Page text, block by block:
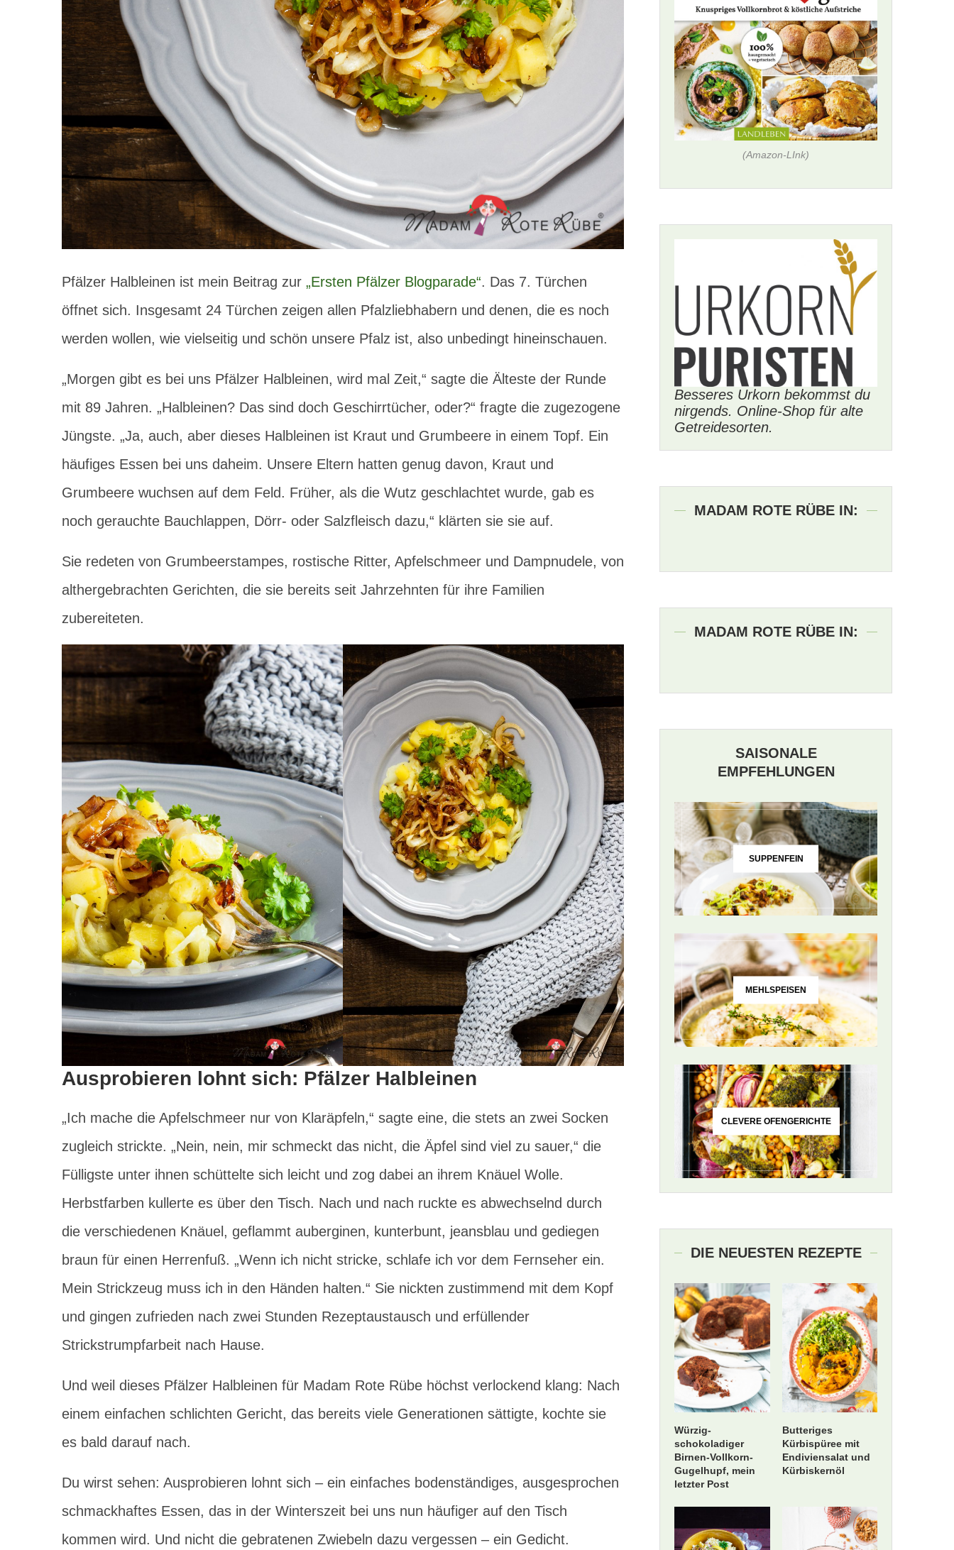
Pfälzer Halbleinen ist mein Beitrag zur „Ersten Pfälzer Blogparade“. Das 7. Türchen
öffnet sich. Insgesamt 24 Türchen zeigen allen Pfalzliebhabern und denen, die es noch
werden wollen, wie vielseitig und schön unsere Pfalz ist, also unbedingt hineinschauen.
„Morgen gibt es bei uns Pfälzer Halbleinen, wird mal Zeit,“ sagte die Älteste der Runde
mit 89 Jahren. „Halbleinen? Das sind doch Geschirrtücher, oder?“ fragte die zugezogene
Jüngste. „Ja, auch, aber dieses Halbleinen ist Kraut und Grumbeere in einem Topf. Ein
häufiges Essen bei uns daheim. Unsere Eltern hatten genug davon, Kraut und
Grumbeere wuchsen auf dem Feld. Früher, als die Wutz geschlachtet wurde, gab es
noch gerauchte Bauchlappen, Dörr- oder Salzfleisch dazu,“ klärten sie sie auf.
Sie redeten von Grumbeerstampes, rostische Ritter, Apfelschmeer und Dampnudele, von
althergebrachten Gerichten, die sie bereits seit Jahrzehnten für ihre Familien
zubereiteten.
Ausprobieren lohnt sich: Pfälzer Halbleinen
„Ich mache die Apfelschmeer nur von Klaräpfeln,“ sagte eine, die stets an zwei Socken
zugleich strickte. „Nein, nein, mir schmeckt das nicht, die Äpfel sind viel zu sauer,“ die
Fülligste unter ihnen schüttelte sich leicht und zog dabei an ihrem Knäuel Wolle.
Herbstfarben kullerte es über den Tisch. Nach und nach ruckte es abwechselnd durch
die verschiedenen Knäuel, geflammt auberginen, kunterbunt, jeansblau und gediegen
braun für einen Herrenfuß. „Wenn ich nicht stricke, schlafe ich vor dem Fernseher ein.
Mein Strickzeug muss ich in den Händen halten.“ Sie nickten zustimmend mit dem Kopf
und gingen zufrieden nach zwei Stunden Rezeptaustausch und erfüllender
Strickstrumpfarbeit nach Hause.
Und weil dieses Pfälzer Halbleinen für Madam Rote Rübe höchst verlockend klang: Nach
einem einfachen schlichten Gericht, das bereits viele Generationen sättigte, kochte sie
es bald darauf nach.
Du wirst sehen: Ausprobieren lohnt sich – ein einfaches bodenständiges, ausgesprochen
schmackhaftes Essen, das in der Winterszeit bei uns nun häufiger auf den Tisch
kommen wird. Und nicht die gebratenen Zwiebeln dazu vergessen – ein Gedicht.
(Amazon-LInk)
Besseres Urkorn bekommst du
nirgends. Online-Shop für alte
Getreidesorten.
MADAM ROTE RÜBE IN:
MADAM ROTE RÜBE IN:
SAISONALE
EMPFEHLUNGEN
SUPPENFEIN
MEHLSPEISEN
CLEVERE OFENGERICHTE
DIE NEUESTEN REZEPTE
Würzig-
schokoladiger
Birnen-Vollkorn-
Gugelhupf, mein
letzter Post
Butteriges
Kürbispüree mit
Endiviensalat und
Kürbiskernöl